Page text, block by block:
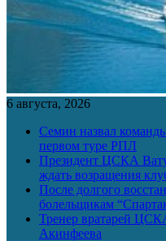
6 августа, 2026
Семин назвал
первом туре РПЛ
Президент ЦСКА
ждать возращения
После долгого
болельщикам
Тренер вратарей
Акинфеева